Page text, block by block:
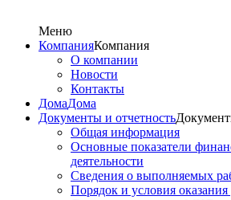
Меню
КомпанияКомпания
О компании
Новости
Контакты
ДомаДома
Документы и отчетность
Общая информация
Основные показатели
деятельности
Сведения о выполняемых
Порядок и условия оказания